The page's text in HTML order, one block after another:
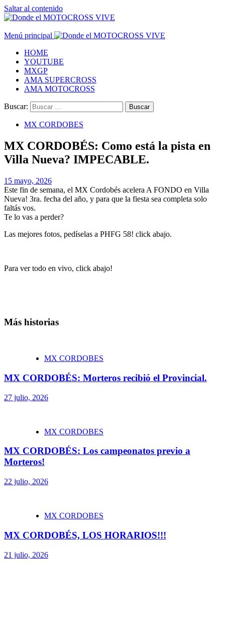
Saltar al contenido
Menú principal
HOME
YOUTUBE
MXGP
AMA SUPERCROSS
AMA MOTOCROSS
Buscar:
MX CORDOBES
MX CORDOBÉS: Como está la pista en
Villa Nueva? IMPECABLE.
15 mayo, 2026
Este fin de semana, el MX Cordobés acelera A FONDO en Villa
Nueva! 3ra. fecha del año, y para que la fiesta sea completa solo
faltás vos.
Te lo vas a perder?
Las mejores fotos, pedíselas a PHFG 58! click abajo.
Para ver todo en vivo, click abajo!
Más historias
MX CORDOBES
MX CORDOBÉS: Morteros recibió el Provincial.
27 julio, 2026
MX CORDOBES
MX CORDOBÉS: Los campeonatos previo a
Morteros!
22 julio, 2026
MX CORDOBES
MX CORDOBÉS, LOS HORARIOS!!!
21 julio, 2026